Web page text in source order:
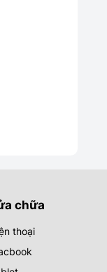
chữa
thoại